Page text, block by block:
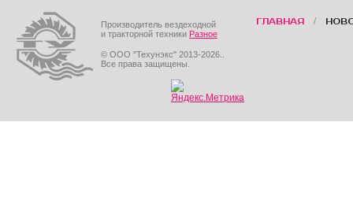
Производитель вездеходной
и тракторной техники Разное
© ООО "Техунэкс" 2013-2026..
Все права защищены.
ГЛАВНАЯ /